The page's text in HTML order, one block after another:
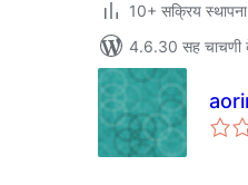
10+ सक्रिय स्थापना
4.6.30 सह चाचणी